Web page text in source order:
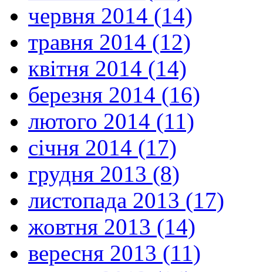
червня 2014 (14)
травня 2014 (12)
квітня 2014 (14)
березня 2014 (16)
лютого 2014 (11)
січня 2014 (17)
грудня 2013 (8)
листопада 2013 (17)
жовтня 2013 (14)
вересня 2013 (11)